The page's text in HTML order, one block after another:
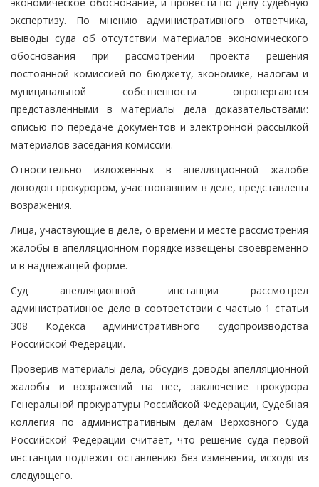
экспертизу. По мнению административного ответчика,
выводы суда об отсутствии материалов экономического
обоснования при рассмотрении проекта решения
постоянной комиссией по бюджету, экономике, налогам и
муниципальной собственности опровергаются
представленными в материалы дела доказательствами:
описью по передаче документов и электронной рассылкой
материалов заседания комиссии.
Относительно изложенных в апелляционной жалобе
доводов прокурором, участвовавшим в деле, представлены
возражения.
Лица, участвующие в деле, о времени и месте рассмотрения
жалобы в апелляционном порядке извещены своевременно
и в надлежащей форме.
Суд апелляционной инстанции рассмотрел
административное дело в соответствии с частью 1 статьи
308 Кодекса административного судопроизводства
Российской Федерации.
Проверив материалы дела, обсудив доводы апелляционной
жалобы и возражений на нее, заключение прокурора
Генеральной прокуратуры Российской Федерации, Судебная
коллегия по административным делам Верховного Суда
Российской Федерации считает, что решение суда первой
инстанции подлежит оставлению без изменения, исходя из
следующего.